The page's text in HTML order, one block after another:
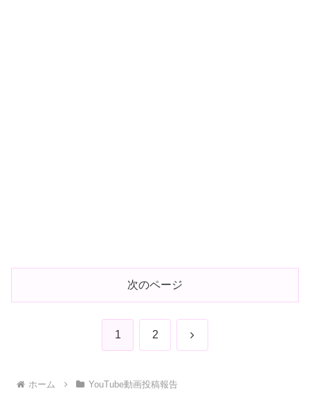
次のページ
1 2 次
ホーム YouTube動画投稿報告